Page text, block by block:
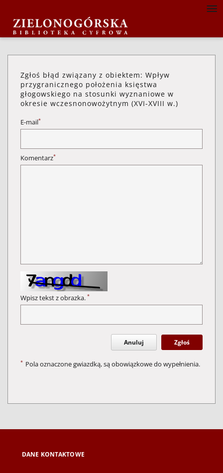
Zgłoś błąd związany z obiektem: Wpływ
przygranicznego położenia księstwa
głogowskiego na stosunki wyznaniowe w
okresie wczesnonowożytnym (XVI-XVIII w.)
E-mail*
Komentarz*
Wpisz tekst z obrazka. *
Anuluj Zgłoś
* Pola oznaczone gwiazdką, są obowiązkowe do wypełnienia.
DANE KONTAKTOWE